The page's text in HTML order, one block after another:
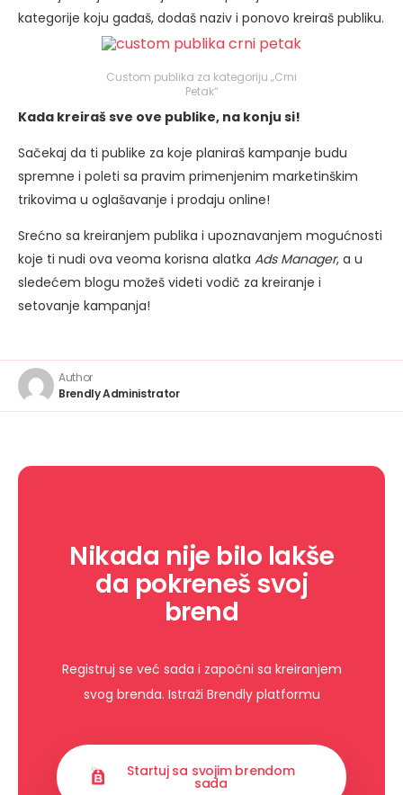
kategorije koju gađaš, dodaš naziv i ponovo kreiraš publiku.
Custom publika za kategoriju „Crni
Petak“
Kada kreiraš sve ove publike, na konju si!
Sačekaj da ti publike za koje planiraš kampanje budu
spremne i poleti sa pravim primenjenim marketinškim
trikovima u oglašavanje i prodaju online!
Srećno sa kreiranjem publika i upoznavanjem mogućnosti
koje ti nudi ova veoma korisna alatka Ads Manager, a u
sledećem blogu možeš videti vodič za kreiranje i
setovanje kampanja!
Author
Brendly Administrator
Nikada nije bilo lakše
da pokreneš svoj
brend
Registruj se već sada i započni sa kreiranjem
svog brenda. Istraži Brendly platformu
Startuj sa svojim brendom
sada